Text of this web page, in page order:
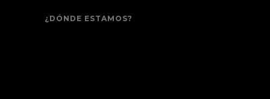
¿DÓNDE ESTAMOS?